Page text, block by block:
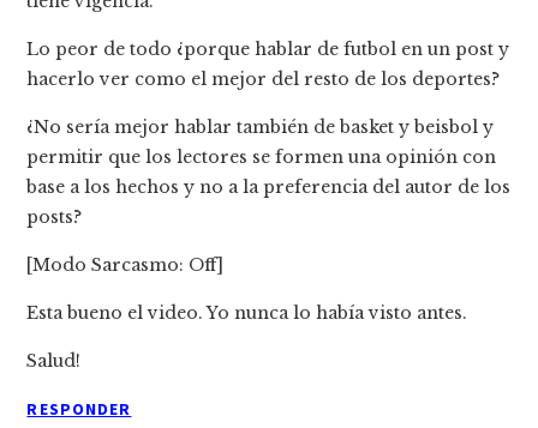
Lo peor de todo ¿porque hablar de futbol en un post y
hacerlo ver como el mejor del resto de los deportes?
¿No sería mejor hablar también de basket y beisbol y
permitir que los lectores se formen una opinión con
base a los hechos y no a la preferencia del autor de los
posts?
[Modo Sarcasmo: Off]
Esta bueno el video. Yo nunca lo había visto antes.
Salud!
RESPONDER